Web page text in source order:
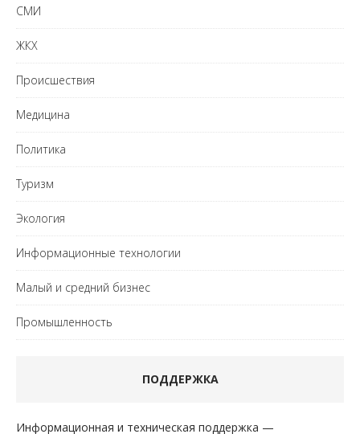
СМИ
ЖКХ
Происшествия
Медицина
Политика
Туризм
Экология
Информационные технологии
Малый и средний бизнес
Промышленность
ПОДДЕРЖКА
Информационная и техническая поддержка —